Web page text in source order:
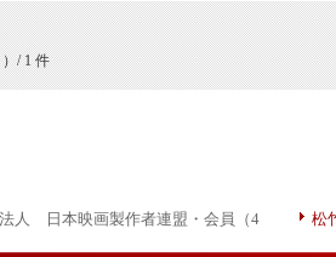
/ 1 件
人 日本映画製作者連盟・会員（4
松